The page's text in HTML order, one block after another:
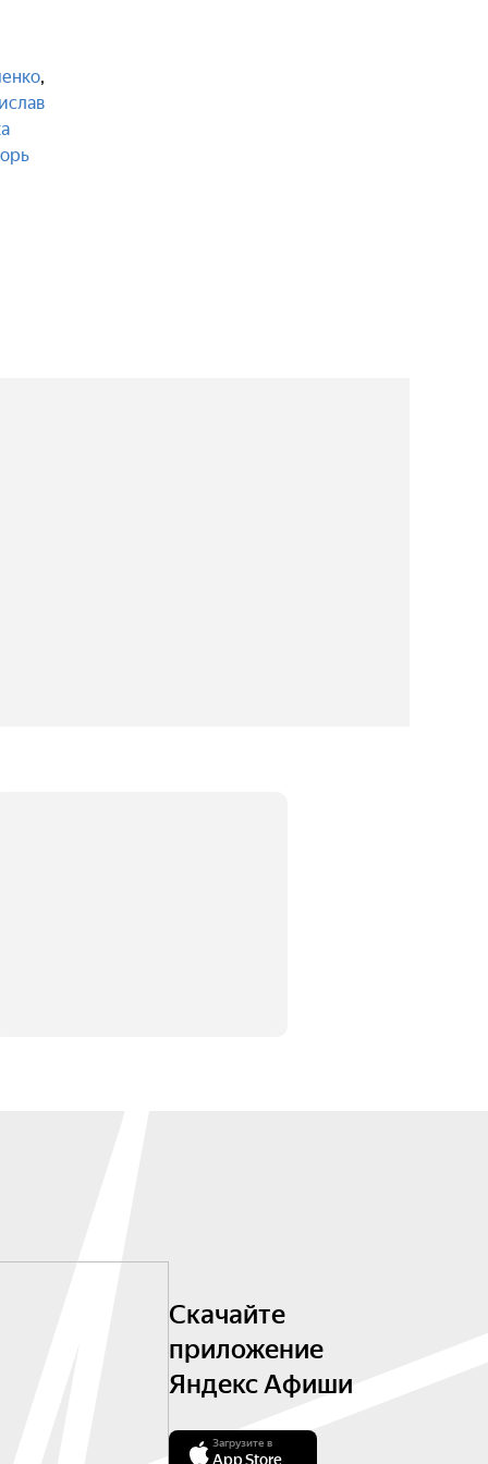
,
Скачайте
приложение
Яндекс Афиши
Загрузите в
App Store